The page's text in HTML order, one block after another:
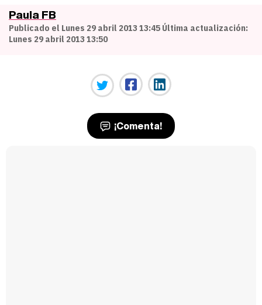
Paula FB
Publicado el Lunes 29 abril 2013 13:45 Última actualización:
Lunes 29 abril 2013 13:50
¡Comenta!